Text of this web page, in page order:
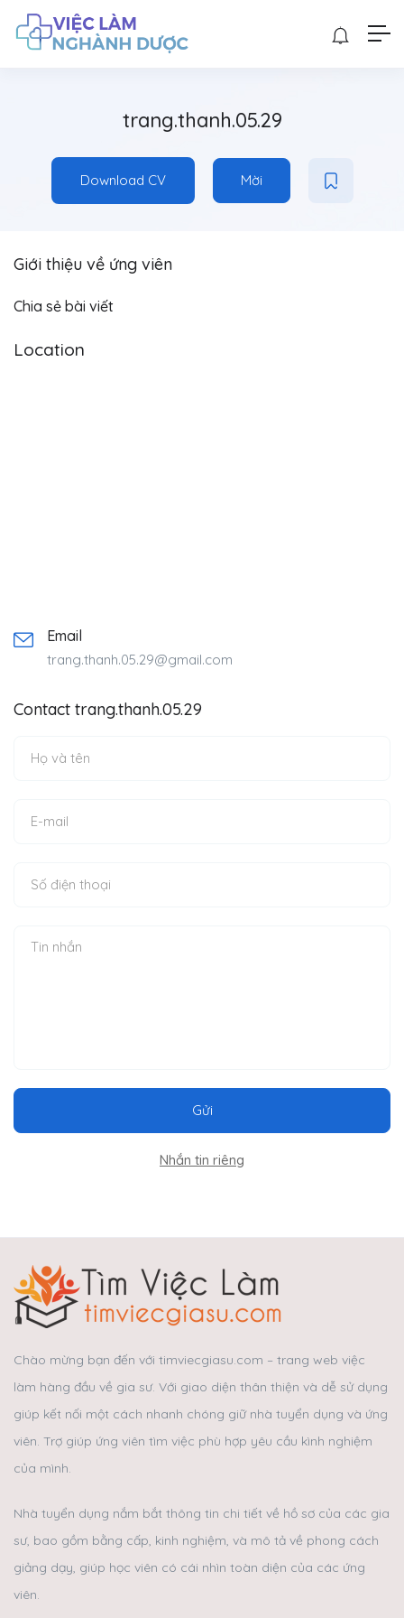
trang.thanh.05.29
Download CV Mời
Giới thiệu về ứng viên
Chia sẻ bài viết
Location
Email
trang.thanh.05.29@gmail.com
Contact trang.thanh.05.29
Gửi
Nhắn tin riêng
Chào mừng bạn đến với timviecgiasu.com – trang web việc
làm hàng đầu về gia sư. Với giao diện thân thiện và dễ sử dụng
giúp kết nối một cách nhanh chóng giữ nhà tuyển dụng và ứng
viên. Trợ giúp ứng viên tìm việc phù hợp yêu cầu kình nghiệm
của mình.
Nhà tuyển dụng nắm bắt thông tin chi tiết về hồ sơ của các gia
sư, bao gồm bằng cấp, kinh nghiệm, và mô tả về phong cách
giảng dạy, giúp học viên có cái nhìn toàn diện của các ứng
viên.